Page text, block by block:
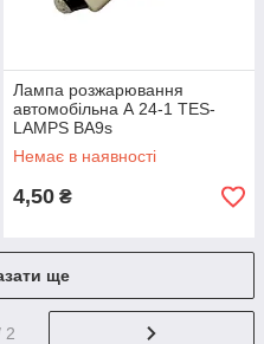
Лампа розжарювання
автомобільна А 24-1 TES-
LAMPS BA9s
Немає в наявності
4,50 ₴
ще
2